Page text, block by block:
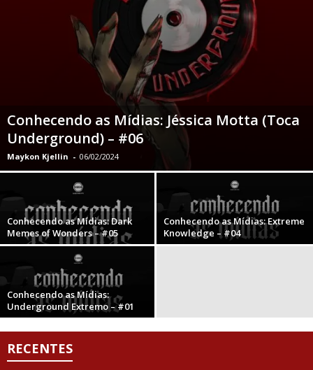
Conhecendo as Mídias: Jéssica Motta (Toca
Underground) – #06
Maykon Kjellin - 06/02/2024
Conhecendo as Mídias: Dark
Memes of Wonders – #05
Conhecendo as Mídias: Extreme
Knowledge – #04
Conhecendo as Mídias:
Underground Extremo – #01
RECENTES